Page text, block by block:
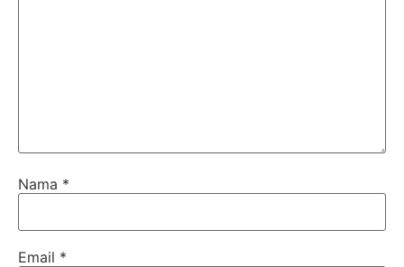
Nama *
Email *